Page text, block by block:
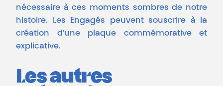
nécessaire à ces moments sombres de notre
histoire. Les Engagés peuvent souscrire à la
création d’une plaque commémorative et
explicative.
Les autres